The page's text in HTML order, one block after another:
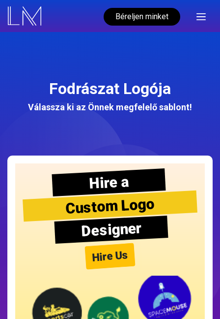
Béreljen minket
Fodrászat Logója
Válassza ki az Önnek megfelelő sablont!
Hire a
Custom Logo
Designer
Hire Us